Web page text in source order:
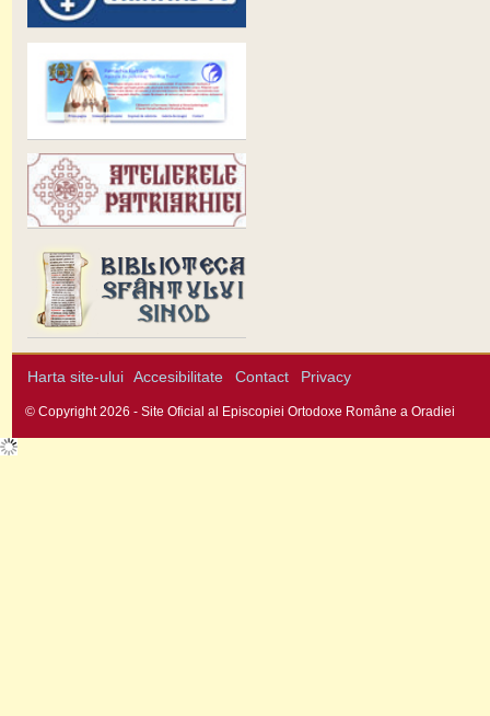
Harta site-ului Accesibilitate Contact Privacy
© Copyright 2026 - Site Oficial al Episcopiei Ortodoxe Române a Oradiei